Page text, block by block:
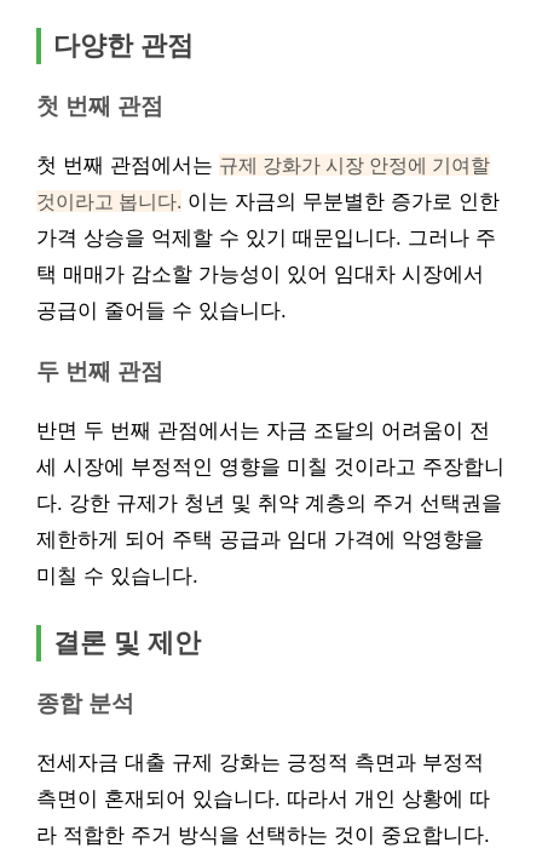
다양한 관점
첫 번째 관점
첫 번째 관점에서는 규제 강화가 시장 안정에 기여할
것이라고 봅니다. 이는 자금의 무분별한 증가로 인한
가격 상승을 억제할 수 있기 때문입니다. 그러나 주
택 매매가 감소할 가능성이 있어 임대차 시장에서
공급이 줄어들 수 있습니다.
두 번째 관점
반면 두 번째 관점에서는 자금 조달의 어려움이 전
세 시장에 부정적인 영향을 미칠 것이라고 주장합니
다. 강한 규제가 청년 및 취약 계층의 주거 선택권을
제한하게 되어 주택 공급과 임대 가격에 악영향을
미칠 수 있습니다.
결론 및 제안
종합 분석
전세자금 대출 규제 강화는 긍정적 측면과 부정적
측면이 혼재되어 있습니다. 따라서 개인 상황에 따
라 적합한 주거 방식을 선택하는 것이 중요합니다.